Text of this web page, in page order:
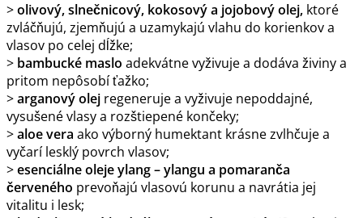
>olivový, slnečnicový, kokosový a jojobový olej, ktoré
zvláčňujú, zjemňujú a uzamykajú vlahu do korienkov a
vlasov po celej dĺžke;
> bambucké maslo adekvátne vyživuje a dodáva živiny a
pritom nepôsobí ťažko;
>arganový olej regeneruje a vyživuje nepoddajné,
vysušené vlasy a rozštiepené končeky;
>aloe vera ako výborný humektant krásne zvlhčuje a
vyčarí lesklý povrch vlasov;
>esenciálne oleje ylang – ylangu a pomaranča
červeného prevoňajú vlasovú korunu a navrátia jej
vitalitu i lesk;